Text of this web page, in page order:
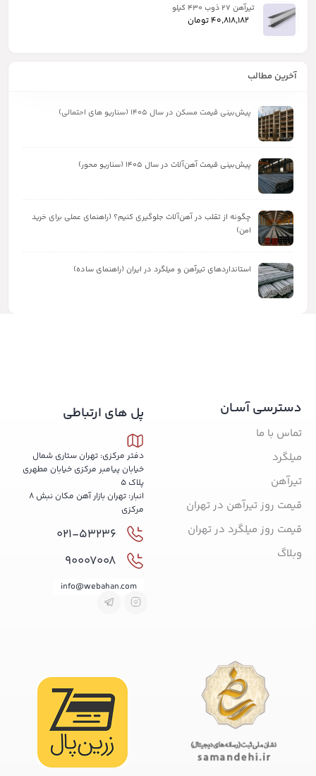
تیرآهن ۲۷ ذوب ۴۳۰ کیلو
40,818,182تومان
آخرین مطالب
پیش‌بینی قیمت مسکن در سال ۱۴۰۵ (سناریو های احتمالی)
پیش‌بینی قیمت آهن‌آلات در سال ۱۴۰۵ (سناریو محور)
چگونه از تقلب در آهن‌آلات جلوگیری کنیم؟ (راهنمای عملی برای خرید
امن)
استانداردهای تیرآهن و میلگرد در ایران (راهنمای ساده)
دسترسی آسـان
تماس با ما
میلگرد
تیرآهن
قیمت روز تیرآهن در تهران
قیمت روز میلگرد در تهران
وبلاگ
پل های ارتباطی
دفتر مرکزی: تهران ستاری شمال
خیابان پیامبر مرکزی خیابان مطهری
پلاک 5
انبار: تهران بازار آهن مکان نبش 8
مرکزی
021-53236
90007008
info@webahan.com